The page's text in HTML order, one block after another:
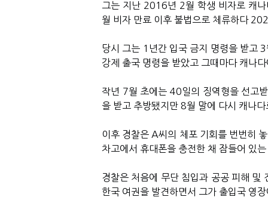
그는 지난 2016년 2월 학생 비자로 캐
월 비자 만료 이후 불법으로 체류하다
당시 그는 1년간 입국 금지 명령을 받고
강제 출국 명령을 받았고 그때마다 캐나
작년 7월 초에는 40일의 징역형을 선고
을 받고 추방됐지만 8월 말에 다시 캐나
이후 경찰은 A씨 의 체포 기회를 번번히
차고에서 휴대폰을 충전한 채 잠들어 있는
경찰은 처음에 무단 침입과 공공 피해 및
한국 여권을 발견하면서 그가 출입국 영